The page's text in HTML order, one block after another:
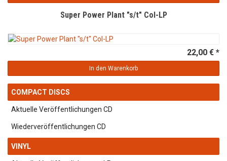
Super Power Plant "s/t" Col-LP
22,00 € *
In den Warenkorb
COMPACT DISCS
Aktuelle Veröffentlichungen CD
Wiederveröffentlichungen CD
VINYL